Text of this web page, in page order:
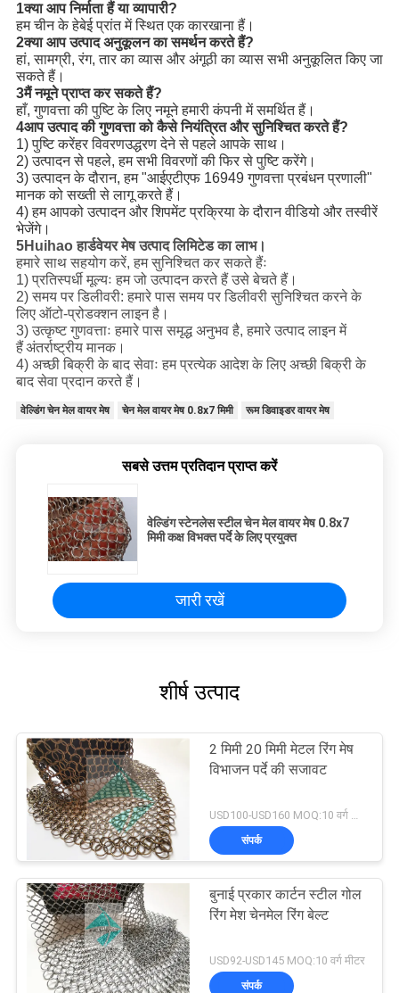
1क्या आप निर्माता हैं या व्यापारी?
हम चीन के हेबेई प्रांत में स्थित एक कारखाना हैं।
2क्या आप उत्पाद अनुकूलन का समर्थन करते हैं?
हां, सामग्री, रंग, तार का व्यास और अंगूठी का व्यास सभी अनुकूलित किए जा
सकते हैं।
3मैं नमूने प्राप्त कर सकते हैं?
हाँ, गुणवत्ता की पुष्टि के लिए नमूने हमारी कंपनी में समर्थित हैं।
4आप उत्पाद की गुणवत्ता को कैसे नियंत्रित और सुनिश्चित करते हैं?
1) पुष्टि करेंहर विवरणउद्धरण देने से पहले आपके साथ।
2) उत्पादन से पहले, हम सभी विवरणों की फिर से पुष्टि करेंगे।
3) उत्पादन के दौरान, हम "आईएटीएफ 16949 गुणवत्ता प्रबंधन प्रणाली"
मानक को सख्ती से लागू करते हैं।
4) हम आपको उत्पादन और शिपमेंट प्रक्रिया के दौरान वीडियो और तस्वीरें
भेजेंगे।
5Huihao हार्डवेयर मेष उत्पाद लिमिटेड का लाभ।
हमारे साथ सहयोग करें, हम सुनिश्चित कर सकते हैंः
1) प्रतिस्पर्धी मूल्यः हम जो उत्पादन करते हैं उसे बेचते हैं।
2) समय पर डिलीवरी: हमारे पास समय पर डिलीवरी सुनिश्चित करने के
लिए ऑटो-प्रोडक्शन लाइन है।
3) उत्कृष्ट गुणवत्ताः हमारे पास समृद्ध अनुभव है, हमारे उत्पाद लाइन में
हैंअंतर्राष्ट्रीय मानक।
4) अच्छी बिक्री के बाद सेवाः हम प्रत्येक आदेश के लिए अच्छी बिक्री के
बाद सेवा प्रदान करते हैं।
वेल्डिंग चेन मेल वायर मेष चेन मेल वायर मेष 0.8x7 मिमी रूम डिवाइडर वायर मेष
सबसे उत्तम प्रतिदान प्राप्त करें
वेल्डिंग स्टेनलेस स्टील चेन मेल वायर मेष 0.8x7
मिमी कक्ष विभक्त पर्दे के लिए प्रयुक्त
जारी रखें
शीर्ष उत्पाद
2 मिमी 20 मिमी मेटल रिंग मेष
विभाजन पर्दे की सजावट
USD100-USD160 MOQ:10 वर्ग मीटर
संपर्क
बुनाई प्रकार कार्टन स्टील गोल
रिंग मेश चेनमेल रिंग बेल्ट
USD92-USD145 MOQ:10 वर्ग मीटर
संपर्क